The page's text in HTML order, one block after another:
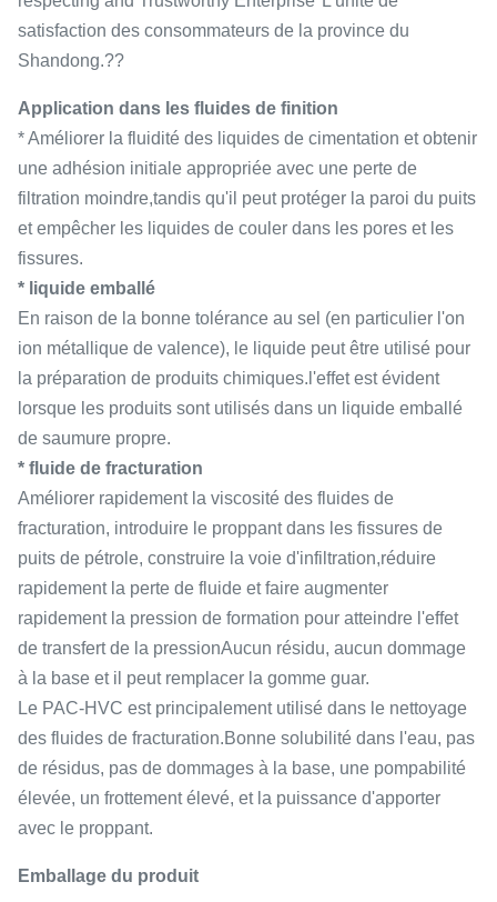
satisfaction des consommateurs de la province du
Shandong.??
Application dans les fluides de finition
* Améliorer la fluidité des liquides de cimentation et obtenir
une adhésion initiale appropriée avec une perte de
filtration moindre,tandis qu'il peut protéger la paroi du puits
et empêcher les liquides de couler dans les pores et les
fissures.
* liquide emballé
En raison de la bonne tolérance au sel (en particulier l'on
ion métallique de valence), le liquide peut être utilisé pour
la préparation de produits chimiques.l'effet est évident
lorsque les produits sont utilisés dans un liquide emballé
de saumure propre.
* fluide de fracturation
Améliorer rapidement la viscosité des fluides de
fracturation, introduire le proppant dans les fissures de
puits de pétrole, construire la voie d'infiltration,réduire
rapidement la perte de fluide et faire augmenter
rapidement la pression de formation pour atteindre l'effet
de transfert de la pressionAucun résidu, aucun dommage
à la base et il peut remplacer la gomme guar.
Le PAC-HVC est principalement utilisé dans le nettoyage
des fluides de fracturation.Bonne solubilité dans l'eau, pas
de résidus, pas de dommages à la base, une pompabilité
élevée, un frottement élevé, et la puissance d'apporter
avec le proppant.
Emballage du produit